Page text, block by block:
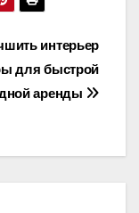
интерьер
для быстрой
аренды